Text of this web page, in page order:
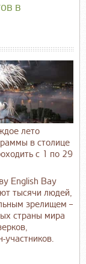
в
лето
в столице
с 1 по 29
English Bay
тысячи людей,
зрелищем –
страны мира
участников.